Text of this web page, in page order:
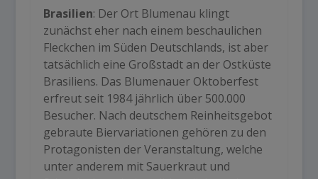
Brasilien: Der Ort Blumenau klingt
zunächst eher nach einem beschaulichen
Fleckchen im Süden Deutschlands, ist aber
tatsächlich eine Großstadt an der Ostküste
Brasiliens. Das Blumenauer Oktoberfest
erfreut seit 1984 jährlich über 500.000
Besucher. Nach deutschem Reinheitsgebot
gebraute Biervariationen gehören zu den
Protagonisten der Veranstaltung, welche
unter anderem mit Sauerkraut und